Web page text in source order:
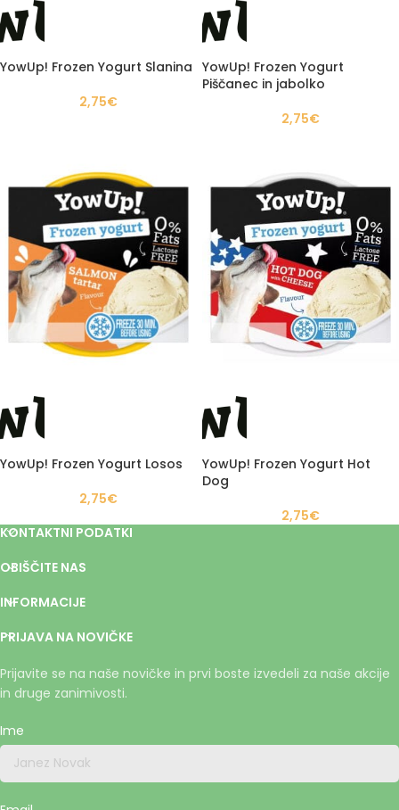
YowUp! Frozen Yogurt Slanina
2,75€
YowUp! Frozen Yogurt
Piščanec in jabolko
2,75€
YowUp! Frozen Yogurt Losos
2,75€
YowUp! Frozen Yogurt Hot
Dog
2,75€
KONTAKTNI PODATKI
OBIŠČITE NAS
INFORMACIJE
PRIJAVA NA NOVIČKE
Prijavite se na naše novičke in prvi boste izvedeli za naše akcije
in druge zanimivosti.
Ime